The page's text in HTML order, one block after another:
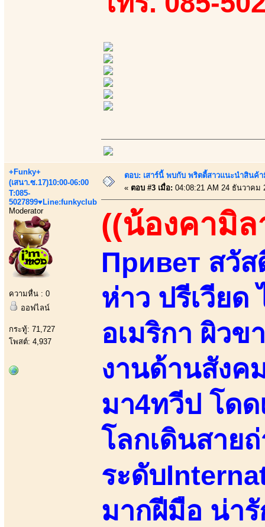
+Funky+
(เสนา.ซ.17)10:00-06:00
T:085-
5027899♥Line:funkyclub
Moderator
ความหื่น : 0
ออฟไลน์
กระทู้: 71,727
โพสต์: 4,937
ตอบ: เสาร์นี้ พบกับ พริตตี้สาวแนะนำสินค้
« ตอบ #3 เมื่อ: 04:08:21 AM 24 ธันวาคม
((น้องคามิล
Привет สวั
ห่าว ปรีเวียด
อเมริกา ผิวข
งานด้านสังค
มา4ทวีป โด
โลกเดินสาย
ระดับ
มากฝีมือ น่า